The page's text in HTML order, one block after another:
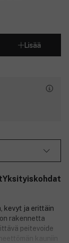
Lisää
Yksityiskohdat
kevyt ja erittäin
rakennetta
peitevoide
kauniin